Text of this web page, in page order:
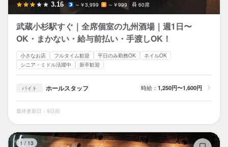
3.16 ～￥3,999 ～￥999 60席
武蔵小杉駅すぐ｜全席個室の九州酒場｜週1日〜
OK・まかない・給与前払い・手渡しOK！
小さなお店 フルタイム歓迎 平日のみ勤務OK
ネイルOK
シニア・ミドル活躍中
新卒歓迎
バイト ホールスタッフ 時給： 1,250円〜1,600円
最終更新日：9日前
1 / 13